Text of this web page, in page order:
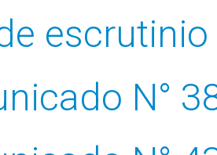
escrutinio
N°